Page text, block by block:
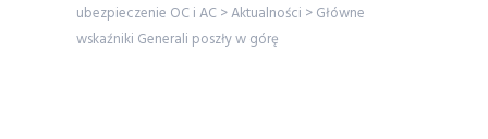
ubezpieczenie OC i AC >Aktualności >Główne
wskaźniki Generali poszły w górę